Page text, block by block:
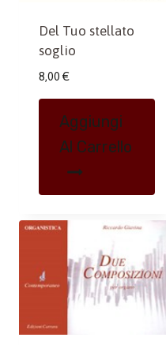
Del Tuo stellato
soglio
8,00 €
Aggiungi
Al Carrello